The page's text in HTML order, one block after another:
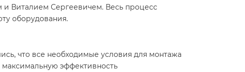
Виталием Сергеевичем. Весь процесс
оборудования.
что все необходимые условия для монтажа
максимальную эффективность